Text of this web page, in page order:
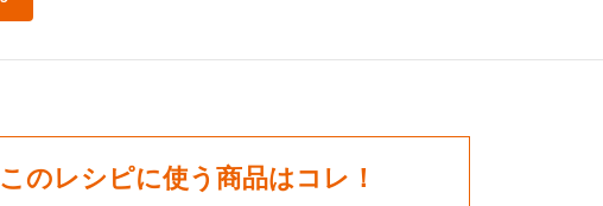
このレシピに使う商品はコレ！